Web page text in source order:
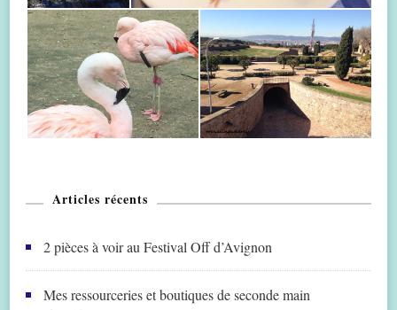
Articles récents
2 pièces à voir au Festival Off d’Avignon
Mes ressourceries et boutiques de seconde main